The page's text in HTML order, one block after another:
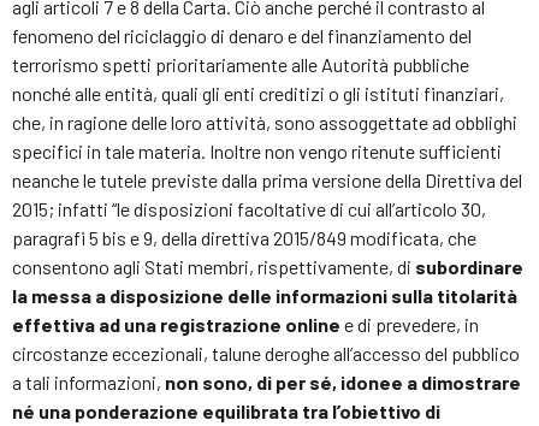
agli articoli 7 e 8 della Carta. Ciò anche perché il contrasto al
fenomeno del riciclaggio di denaro e del finanziamento del
terrorismo spetti prioritariamente alle Autorità pubbliche
nonché alle entità, quali gli enti creditizi o gli istituti finanziari,
che, in ragione delle loro attività, sono assoggettate ad obblighi
specifici in tale materia. Inoltre non vengo ritenute sufficienti
neanche le tutele previste dalla prima versione della Direttiva del
2015; infatti “le disposizioni facoltative di cui all’articolo 30,
paragrafi 5 bis e 9, della direttiva 2015/849 modificata, che
consentono agli Stati membri, rispettivamente, di subordinare
la messa a disposizione delle informazioni sulla titolarità
effettiva ad una registrazione online e di prevedere, in
circostanze eccezionali, talune deroghe all’accesso del pubblico
a tali informazioni, non sono, di per sé, idonee a dimostrare
né una ponderazione equilibrata tra l’obiettivo di